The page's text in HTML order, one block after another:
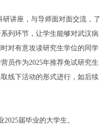
讲座，与导师面对面交流，了
列环节，让学生能够对武汉病
对有意攻读研究生学位的同学
员作为2025年推荐免试研究生
线下活动的形式进行，如后续
届毕业的大学生。